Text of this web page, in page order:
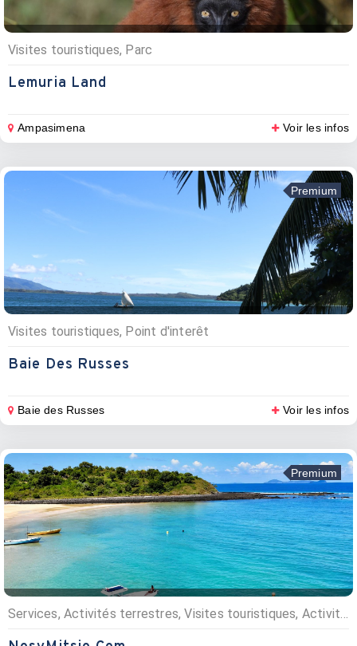
Visites touristiques, Parc
Lemuria Land
Ampasimena Voir les infos
Premium
Visites touristiques, Point d'interêt
Baie Des Russes
Baie des Russes Voir les infos
Premium